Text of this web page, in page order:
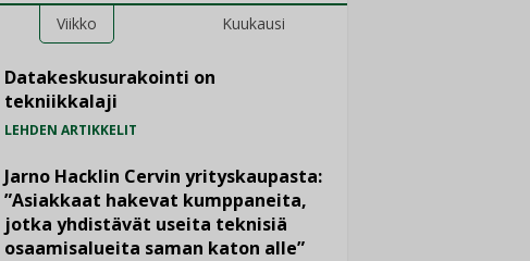
Viikko Kuukausi
Datakeskusurakointi on
tekniikkalaji
LEHDEN ARTIKKELIT
Jarno Hacklin Cervin yrityskaupasta:
”Asiakkaat hakevat kumppaneita,
jotka yhdistävät useita teknisiä
osaamisalueita saman katon alle”